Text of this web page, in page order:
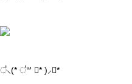
॑⸜(* ॑꒳ ॑* )⸝⋆*